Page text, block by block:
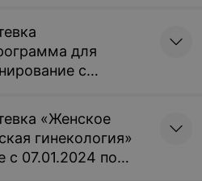
для
с
«Женское
гинекология»
с 07.01.2024 по